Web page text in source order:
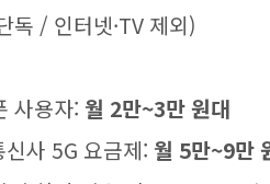
독 / 인터넷·TV 제외)
사용자: 월 2만~3만 원대
사 5G 요금제: 월 5만~9만